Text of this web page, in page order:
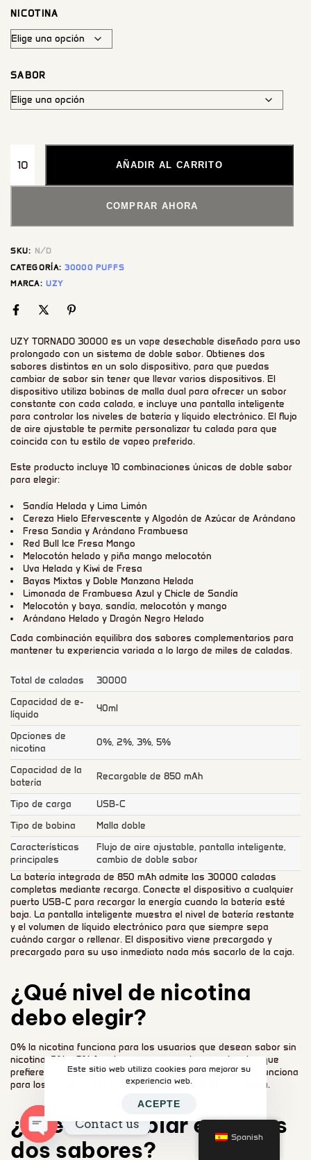
Viene con opciones de nicotina de 0% a 5% para adaptarse a
NICOTINA
SABOR
AÑADIR AL CARRITO
COMPRAR AHORA
SKU: N/D
CATEGORÍA:30000 PUFFS
MARCA: UZY
UZY TORNADO 30000 es un vape desechable diseñado para uso
prolongado con un sistema de doble sabor. Obtienes dos
sabores distintos en un solo dispositivo, para que puedas
cambiar de sabor sin tener que llevar varios dispositivos. El
dispositivo utiliza bobinas de malla dual para ofrecer un sabor
constante con cada calada, e incluye una pantalla inteligente
para controlar los niveles de batería y líquido electrónico. El flujo
de aire ajustable te permite personalizar tu calada para que
coincida con tu estilo de vapeo preferido.
Este producto incluye 10 combinaciones únicas de doble sabor
para elegir:
Sandía Helada y Lima Limón
Cereza Hielo Efervescente y Algodón de Azúcar de Arándano
Fresa Sandia y Arándano Frambuesa
Red Bull Ice Fresa Mango
Melocotón helado y piña mango melocotón
Uva Helada y Kiwi de Fresa
Bayas Mixtas y Doble Manzana Helada
Limonada de Frambuesa Azul y Chicle de Sandía
Melocotón y baya, sandía, melocotón y mango
Arándano Helado y Dragón Negro Helado
Cada combinación equilibra dos sabores complementarios para
mantener tu experiencia variada a lo largo de miles de caladas.
Total de caladas 30000
Capacidad de e-
líquido
40ml
Opciones de
nicotina
0%, 2%, 3%, 5%
Capacidad de la
batería
Recargable de 850 mAh
Tipo de carga USB-C
Tipo de bobina Malla doble
Características
principales
Flujo de aire ajustable, pantalla inteligente,
cambio de doble sabor
La batería integrada de 850 mAh admite las 30000 caladas
completas mediante recarga. Conecte el dispositivo a cualquier
puerto USB-C para recargar la energía cuando la batería esté
baja. La pantalla inteligente muestra el nivel de batería restante
y el volumen de líquido electrónico para que siempre sepa
cuándo cargar o rellenar. El dispositivo viene precargado y
precargado para su uso inmediato nada más sacarlo de la caja.
¿Qué nivel de nicotina
debo elegir?
0% la nicotina funciona para los usuarios que desean sabor sin
nicotina. 2% y 3% funcionan para usuarios ocasionales que
prefieren una entrega suave de nicotina. 5% la nicotina funciona
para los usuarios que prefieren mayor nicotina por calada.
¿Puedo cambiar entre los
dos sabores?
Spanish
Este sitio web utiliza cookies para mejorar su
experiencia web.
ACEPTE
Contact us
OPEN
CHATY